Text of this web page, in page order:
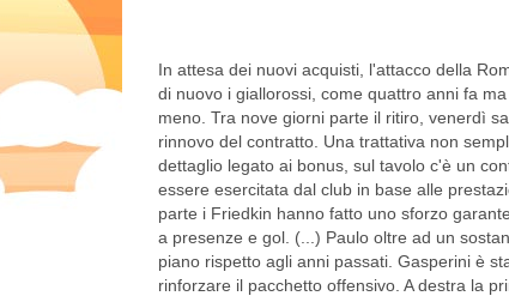
In attesa dei nuovi acquisti, l'attacco della
di nuovo i giallorossi, come quattro anni fa
meno. Tra nove giorni parte il ritiro, venerdì
rinnovo del contratto. Una trattativa non
dettaglio legato ai bonus, sul tavolo c'è un
essere esercitata dal club in base alle
parte i Friedkin hanno fatto uno sforzo
a presenze e gol. (...) Paulo oltre ad un
piano rispetto agli anni passati. Gasperini è
rinforzare il pacchetto offensivo. A destra la